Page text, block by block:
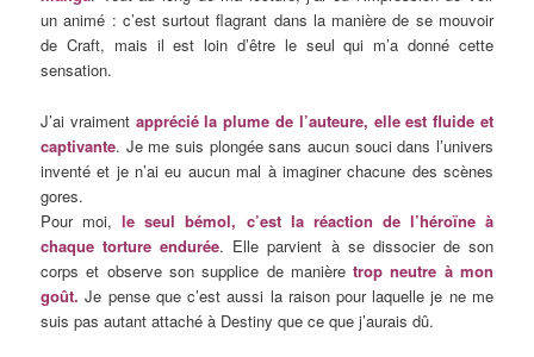
un animé : c’est surtout flagrant dans la manière de se mouvoir
de Craft, mais il est loin d’être le seul qui m’a donné cette
sensation.
J’ai vraiment apprécié la plume de l’auteure, elle est fluide et
captivante. Je me suis plongée sans aucun souci dans l’univers
inventé et je n’ai eu aucun mal à imaginer chacune des scènes
gores.
Pour moi,le seul bémol, c’est la réaction de l’héroïne à
chaque torture endurée. Elle parvient à se dissocier de son
corps et observe son supplice de manièretrop neutre à mon
goût.Je pense que c’est aussi la raison pour laquelle je ne me
suis pas autant attaché à Destiny que ce que j’aurais dû.